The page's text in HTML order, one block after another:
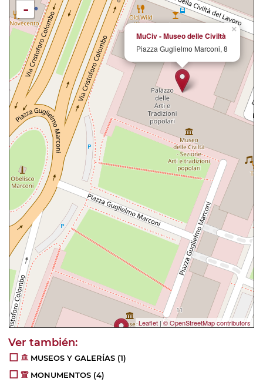
×
MuCiv - Museo delle Civiltà
Piazza Guglielmo Marconi, 8
-
Leaflet |© OpenStreetMap contributors
MUSEOS Y GALERÍAS (1)
MONUMENTOS (4)